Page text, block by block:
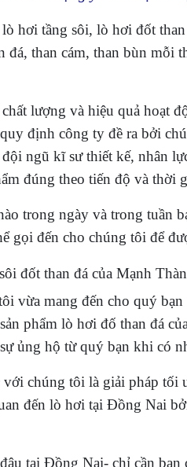
hơi tầng sôi, lò hơi đốt
đá, than cám, than bùn mỗi
lượng và hiệu quả hoạt
định công ty đề ra bởi
ngũ kĩ sư thiết kế, nhân
đúng theo tiến độ và thời
trong ngày và trong tuần
gọi đến cho chúng tôi để
đốt than đá của Mạnh
vừa mang đến cho quý
phẩm lò hơi đố than đá
ủng hộ từ quý bạn khi có
chúng tôi là giải pháp
đến lò hơi tại Đồng Nai
tại Đồng Nai- chỉ cần bạn